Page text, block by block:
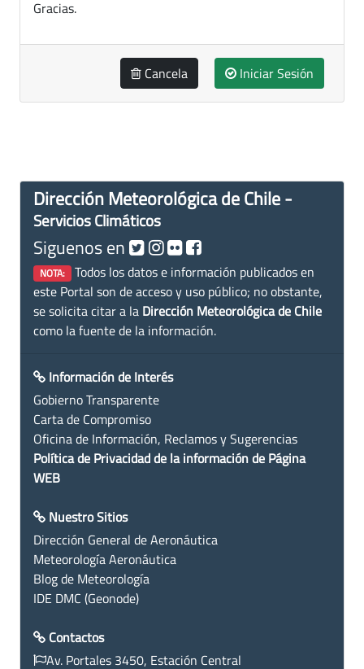
Gracias.
Cancela Iniciar Sesión
Dirección Meteorológica de Chile -
Servicios Climáticos
Siguenos en
NOTA: Todos los datos e información publicados en
este Portal son de acceso y uso público; no obstante,
se solicita citar a la Dirección Meteorológica de Chile
como la fuente de la información.
Información de Interés
Gobierno Transparente
Carta de Compromiso
Oficina de Información, Reclamos y Sugerencias
Política de Privacidad de la información de Página
WEB
Nuestro Sitios
Dirección General de Aeronáutica
Meteorología Aeronáutica
Blog de Meteorología
IDE DMC (Geonode)
Contactos
Av. Portales 3450, Estación Central